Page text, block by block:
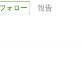
報告